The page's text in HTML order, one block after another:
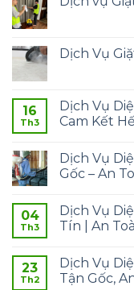
Dịch Vụ
16
Th3
Dịch Vụ
Cam Kết
Dịch Vụ
Gốc – An
04
Th3
Dịch Vụ
Tín | An
23
Th2
Dịch Vụ
Tận Gốc,